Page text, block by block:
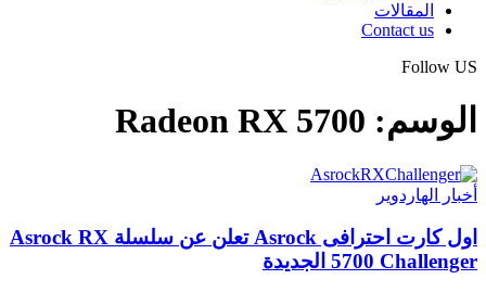
المقالات
Contact us
Follow US
الوسم: Radeon RX 5700
أخبار الهاردوير
اول كارت احترافى Asrock تعلن عن سلسلة Asrock RX
5700 Challenger الجديدة